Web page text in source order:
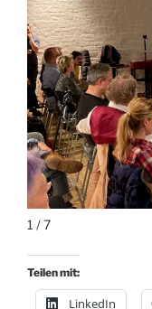
1 / 7
Teilen mit:
LinkedIn